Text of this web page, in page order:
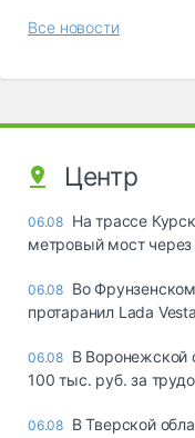
Все новости
Центр
06.08 На трассе
метровый мост
06.08 Во
протаранил Lada Vesta
06.08 В Воронежской
100 тыс. руб. за
06.08 В Тверской